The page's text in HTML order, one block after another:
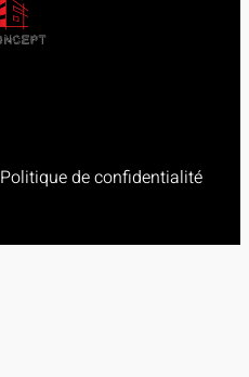
Politique de confidentialité